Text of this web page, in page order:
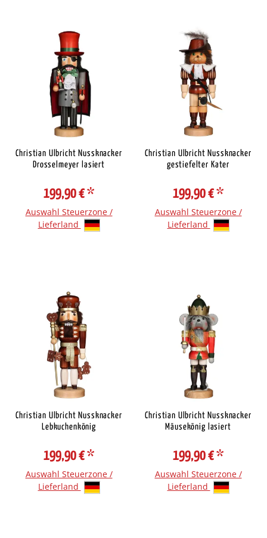
Christian Ulbricht Nussknacker
Drosselmeyer lasiert
199,90 €*
Auswahl Steuerzone /
Lieferland
Christian Ulbricht Nussknacker
gestiefelter Kater
199,90 €*
Auswahl Steuerzone /
Lieferland
Christian Ulbricht Nussknacker
Lebkuchenkönig
199,90 €*
Auswahl Steuerzone /
Lieferland
Christian Ulbricht Nussknacker
Mäusekönig lasiert
199,90 €*
Auswahl Steuerzone /
Lieferland